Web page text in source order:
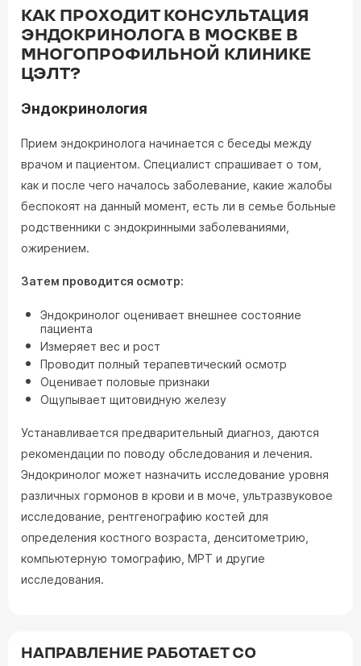
КАК ПРОХОДИТ КОНСУЛЬТАЦИЯ
ЭНДОКРИНОЛОГА В МОСКВЕ В
МНОГОПРОФИЛЬНОЙ КЛИНИКЕ
ЦЭЛТ?
Эндокринология
Прием эндокринолога начинается с беседы между
врачом и пациентом. Специалист спрашивает о том,
как и после чего началось заболевание, какие жалобы
беспокоят на данный момент, есть ли в семье больные
родственники с эндокринными заболеваниями,
ожирением.
Затем проводится осмотр:
Эндокринолог оценивает внешнее состояние
пациента
Измеряет вес и рост
Проводит полный терапевтический осмотр
Оценивает половые признаки
Ощупывает щитовидную железу
Устанавливается предварительный диагноз, даются
рекомендации по поводу обследования и лечения.
Эндокринолог может назначить исследование уровня
различных гормонов в крови и в моче, ультразвуковое
исследование, рентгенографию костей для
определения костного возраста, денситометрию,
компьютерную томографию, МРТ и другие
исследования.
НАПРАВЛЕНИЕ РАБОТАЕТ СО